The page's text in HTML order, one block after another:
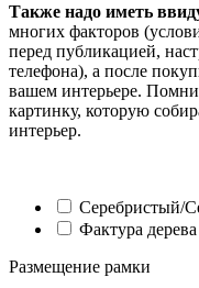
Также надо иметь
многих факторов
перед публикацией,
телефона), а после
вашем интерьере.
картинку, которую
интерьер.
Серебристый/
Фактура дерева
Размещение рамки